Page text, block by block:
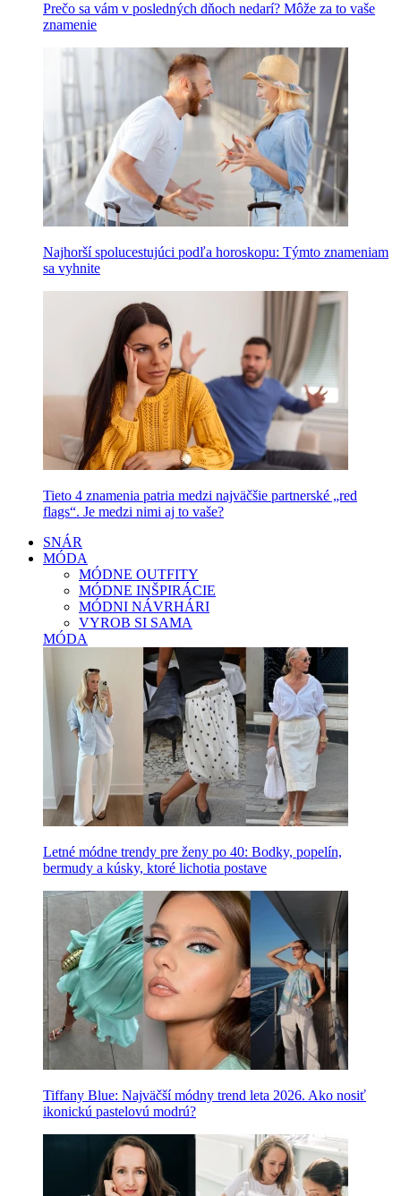
Prečo sa vám v posledných dňoch nedarí? Môže za to vaše
znamenie
Najhorší spolucestujúci podľa horoskopu: Týmto znameniam
sa vyhnite
Tieto 4 znamenia patria medzi najväčšie partnerské „red
flags“. Je medzi nimi aj to vaše?
SNÁR
MÓDA
MÓDNE OUTFITY
MÓDNE INŠPIRÁCIE
MÓDNI NÁVRHÁRI
VYROB SI SAMA
MÓDA
Letné módne trendy pre ženy po 40: Bodky, popelín,
bermudy a kúsky, ktoré lichotia postave
Tiffany Blue: Najväčší módny trend leta 2026. Ako nosiť
ikonickú pastelovú modrú?